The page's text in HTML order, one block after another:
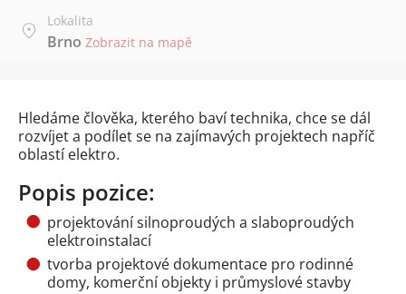
Lokalita
Brno Zobrazit na mapě
Hledáme člověka, kterého baví technika, chce se dál
rozvíjet a podílet se na zajímavých projektech napříč
oblastí elektro.
Popis pozice:
projektování silnoproudých a slaboproudých
elektroinstalací
tvorba projektové dokumentace pro rodinné
domy, komerční objekty i průmyslové stavby